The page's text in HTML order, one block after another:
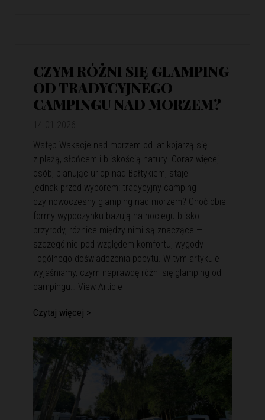
CZYM RÓŻNI SIĘ GLAMPING
OD TRADYCYJNEGO
CAMPINGU NAD MORZEM?
Wstęp Wakacje nad morzem od lat kojarzą się
z plażą, słońcem i bliskością natury. Coraz więcej
osób, planując urlop nad Bałtykiem, staje
jednak przed wyborem: tradycyjny camping
czy nowoczesny glamping nad morzem? Choć obie
formy wypoczynku bazują na noclegu blisko
przyrody, różnice między nimi są znaczące —
szczególnie pod względem komfortu, wygody
i ogólnego doświadczenia pobytu. W tym artykule
wyjaśniamy, czym naprawdę różni się glamping od
campingu… View Article
Czytaj więcej >